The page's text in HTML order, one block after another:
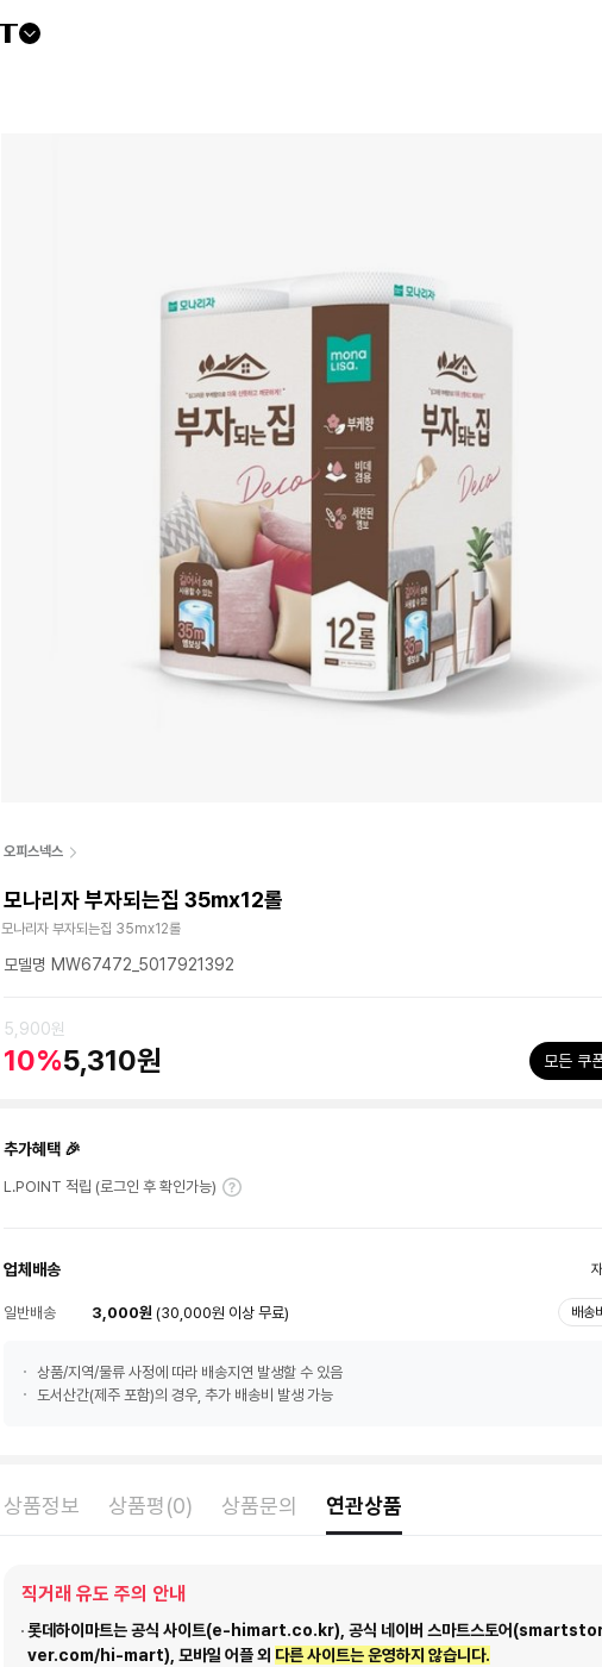
오피스넥스
모나리자 부자되는집 35mx12롤
모나리자 부자되는집 35mx12롤
모델명 MW67472_5017921392
5,900원
10%5,310원 모든 쿠
추가혜택 🎉
L.POINT 적립 (로그인 후 확인가능)
업체배송
일반배송 3,000원 (30,000원 이상 무료) 배송
상품/지역/물류 사정에 따라 배송지연 발생할 수 있음
도서산간(제주 포함)의 경우, 추가 배송비 발생 가능
상품정보 상품평(0) 상품문의 연관상품
직거래 유도 주의 안내
롯데하이마트는 공식 사이트(e-himart.co.kr), 공식 네이버 스마트스토어
ver.com/hi-mart), 모바일 어플 외 다른 사이트는 운영하지 않습니다.